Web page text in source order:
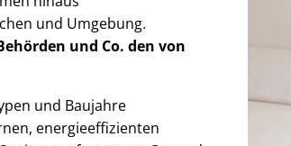
und Umgebung.
und Co. den von
und Baujahre
en­er­gie­ef­fi­zi­en­ten